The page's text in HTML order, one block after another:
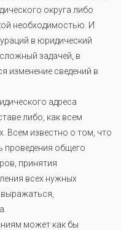
округа либо
необходимостью. И
в юридический
задачей, в
изменение сведений в
адреса
либо, как всем
Всем известно о том, что
проведения общего
принятия
всех нужных
может как бы